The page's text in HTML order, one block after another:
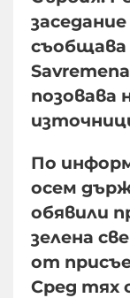
съобщава
позовава
По
осем
обявили
зелена
от
Сред тях